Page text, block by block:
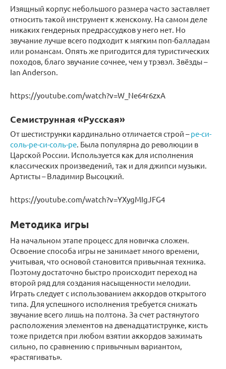
Изящный корпус небольшого размера часто заставляет
относить такой инструмент к женскому. На самом деле
никаких гендерных предрассудков у него нет. Но
звучание лучше всего подходит к мягким поп-балладам
или романсам. Опять же пригодится для туристических
походов, благо звучание сочнее, чем у трэвэл. Звёзды –
Ian Anderson.
https://youtube.com/watch?v=W_Ne64r6zxA
Семиструнная «Русская»
От шестиструнки кардинально отличается строй –ре-си-
соль-ре-си-соль-ре . Была популярна до революции в
Царской России. Используется как для исполнения
классических произведений, так и для джипси музыки.
Артисты – Владимир Высоцкий.
https://youtube.com/watch?v=YXygMIgJFG4
Методика игры
На начальном этапе процесс для новичка сложен.
Освоение способа игры не занимает много времени,
учитывая, что основой становится привычная техника.
Поэтому достаточно быстро происходит переход на
второй ряд для создания насыщенности мелодии.
Играть следует с использованием аккордов открытого
типа. Для успешного исполнения требуется снижать
звучание всего лишь на полтона. За счет растянутого
расположения элементов на двенадцатиструнке, кисть
тоже придется при любом взятии аккордов зажимать
сильно, по сравнению с привычным вариантом,
«растягивать».